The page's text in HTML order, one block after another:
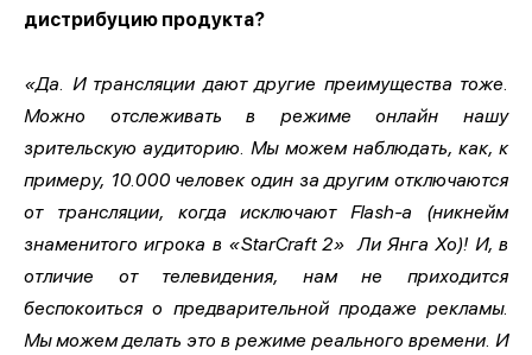
дистрибуцию продукта?
«Да. И трансляции дают другие преимущества тоже.
Можно отслеживать в режиме онлайн нашу
зрительскую аудиторию. Мы можем наблюдать, как, к
примеру, 10.000 человек один за другим отключаются
от трансляции, когда исключают Flash-а (никнейм
знаменитого игрока в «StarCraft 2» Ли Янга Хо)! И, в
отличие от телевидения, нам не приходится
беспокоиться о предварительной продаже рекламы.
Мы можем делать это в режиме реального времени. И